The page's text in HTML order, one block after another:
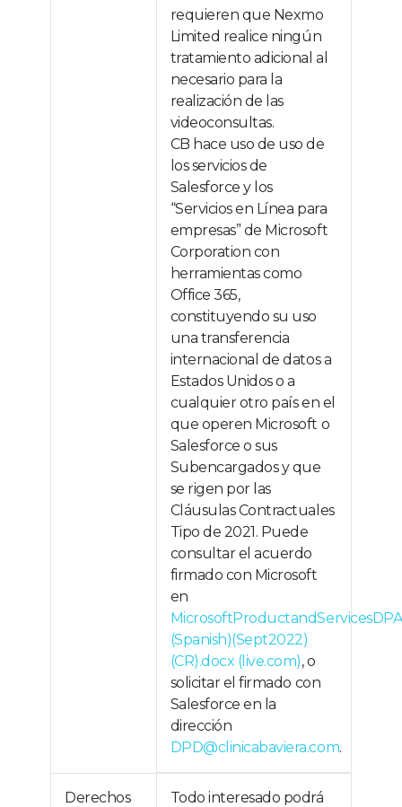
requieren que Nexmo
Limited realice ningún
tratamiento adicional al
necesario para la
realización de las
videoconsultas.
CB hace uso de uso de
los servicios de
Salesforce y los
“Servicios en Línea para
empresas” de Microsoft
Corporation con
herramientas como
Office 365,
constituyendo su uso
una transferencia
internacional de datos a
Estados Unidos o a
cualquier otro país en el
que operen Microsoft o
Salesforce o sus
Subencargados y que
se rigen por las
Cláusulas Contractuales
Tipo de 2021. Puede
consultar el acuerdo
firmado con Microsoft
en
(Spanish)(Sept2022)
(CR).docx (live.com), o
solicitar el firmado con
Salesforce en la
dirección
DPD@clinicabaviera.com.
Derechos
Todo interesado podrá